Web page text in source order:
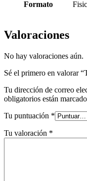
Formato
Valoraciones
No hay valoraciones aún.
Sé el primero en valorar
Tu dirección de correo
obligatorios están
Tu puntuación *
Tu valoración *